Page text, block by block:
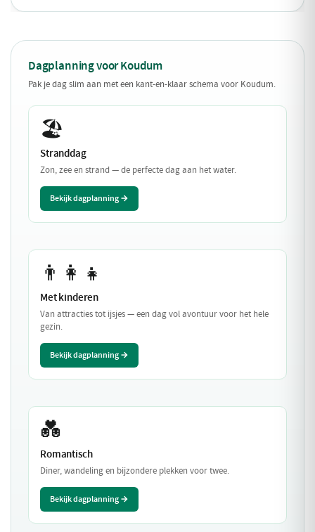
Dagplanning voor Koudum
Pak je dag slim aan met een kant-en-klaar schema voor Koudum.
🏖️
Stranddag
Zon, zee en strand — de perfecte dag aan het water.
Bekijk dagplanning →
👨‍👩‍👧
Met kinderen
Van attracties tot ijsjes — een dag vol avontuur voor het hele
gezin.
Bekijk dagplanning →
💑
Romantisch
Diner, wandeling en bijzondere plekken voor twee.
Bekijk dagplanning →